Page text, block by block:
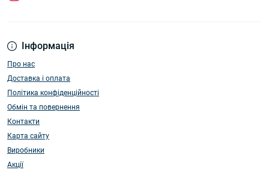
Інформація
Про нас
Доставка і оплата
Політика конфіденційності
Обмін та повернення
Контакти
Карта сайту
Виробники
Акції